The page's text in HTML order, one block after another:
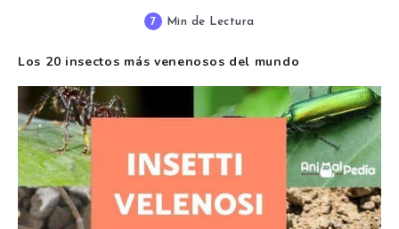
7 Min de Lectura
Los 20 insectos más venenosos del mundo